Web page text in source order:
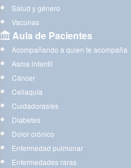
Salud y género
Vacunas
Aula de Pacientes
Acompañando a quien te acompaña
Asma infantil
Cáncer
Celiaquía
Cuidadoras/es
Diabetes
Dolor crónico
Enfermedad pulmonar
Enfermedades raras